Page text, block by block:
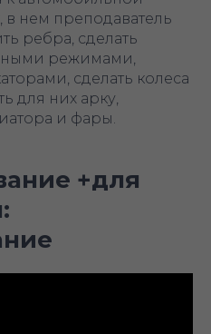
нем преподаватель
ребра, сделать
режимами,
сделать колеса
для них арку,
и фары.
+для